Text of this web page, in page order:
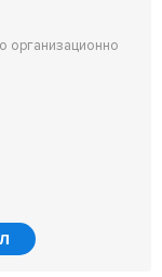
организационно